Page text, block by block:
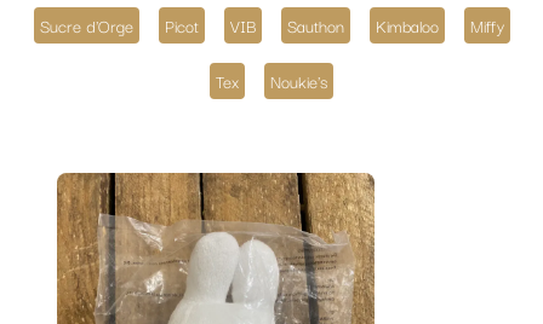
Sucre d'Orge Picot VIB Sauthon Kimbaloo Miffy
Tex Noukie's